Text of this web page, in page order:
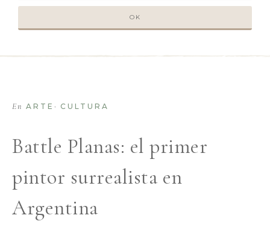
En ARTE · CULTURA
Battle Planas: el primer
pintor surrealista en
Argentina